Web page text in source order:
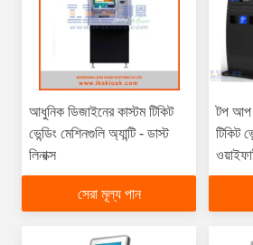
আধুনিক ডিজাইনের কাস্টম টিকিট
ভেন্ডিং মেশিনগুলি অ্যান্টি - ডাস্ট
লিনাক্স
সেরা মূল্য পান
টপ আপ
টিকিট